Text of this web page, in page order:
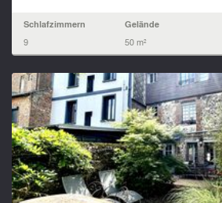
Schlafzimmern
9
Gelände
50 m²